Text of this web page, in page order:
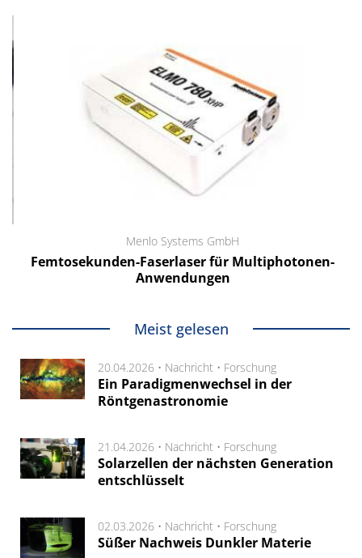
Menlo Systems GmbH
Femtosekunden-Faserlaser für Multiphotonen-
Anwendungen
Meist gelesen
20.04.2026 • Nachricht • Forschung
Ein Paradigmenwechsel in der
Röntgenastronomie
21.04.2026 • Nachricht • Forschung
Solarzellen der nächsten Generation
entschlüsselt
02.03.2026 • Nachricht • Forschung
Süßer Nachweis Dunkler Materie